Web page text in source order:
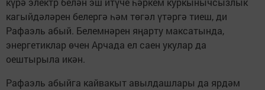
кагыйдәләрен белергә һәм төгәл үтәргә тиеш, ди
Рафаэль абый. Белемнәрен яңарту максатында,
энергетиклар өчен Арчада ел саен укулар да
оештырыла икән.
Рафаэль абыйга кайвакыт авылдашлары да ярдәм